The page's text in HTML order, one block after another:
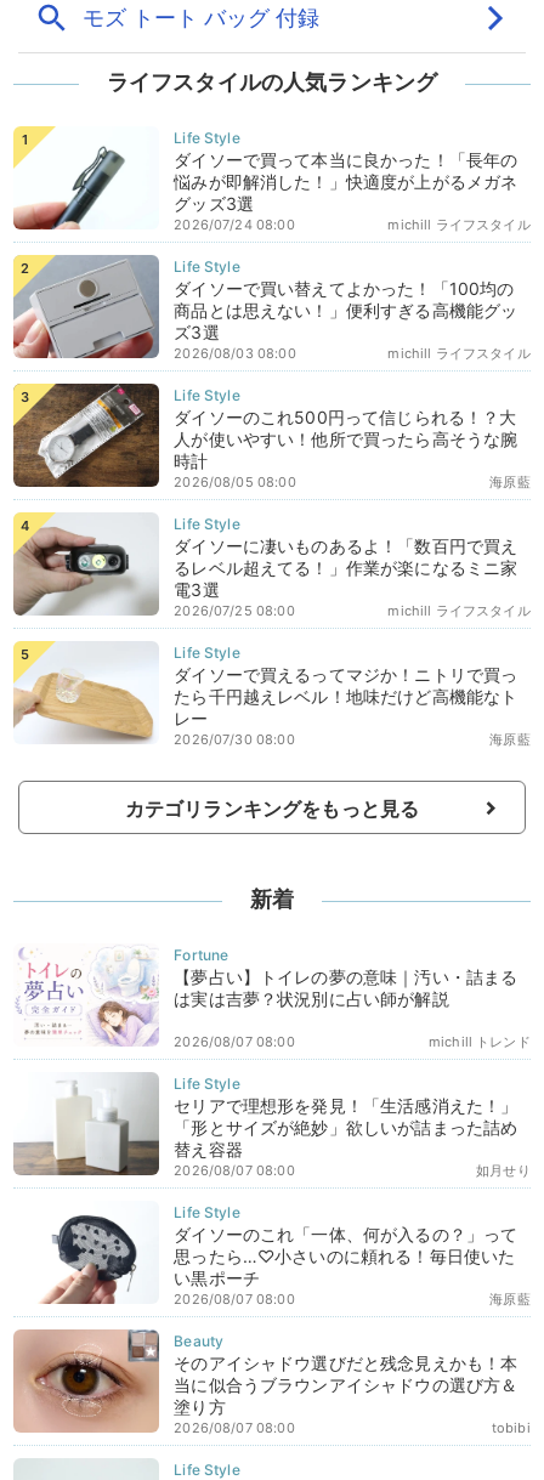
ライフスタイルの人気ランキング
ダイソーで買って本当に良かった！「長年の
悩みが即解消した！」快適度が上がるメガネ
グッズ3選
michill ライフスタイル
2026/07/24 08:00
ダイソーで買い替えてよかった！「100均の
商品とは思えない！」便利すぎる高機能グッ
ズ3選
michill ライフスタイル
2026/08/03 08:00
ダイソーのこれ500円って信じられる！？大
人が使いやすい！他所で買ったら高そうな腕
時計
海原藍
2026/08/05 08:00
ダイソーに凄いものあるよ！「数百円で買え
るレベル超えてる！」作業が楽になるミニ家
電3選
michill ライフスタイル
2026/07/25 08:00
ダイソーで買えるってマジか！ニトリで買っ
たら千円越えレベル！地味だけど高機能なト
レー
海原藍
2026/07/30 08:00
カテゴリランキングをもっと見る
新着
【夢占い】トイレの夢の意味｜汚い・詰まる
は実は吉夢？状況別に占い師が解説
michill トレンド
2026/08/07 08:00
セリアで理想形を発見！「生活感消えた！」
「形とサイズが絶妙」欲しいが詰まった詰め
替え容器
如月せり
2026/08/07 08:00
ダイソーのこれ「一体、何が入るの？」って
思ったら…♡小さいのに頼れる！毎日使いた
い黒ポーチ
海原藍
2026/08/07 08:00
そのアイシャドウ選びだと残念見えかも！本
当に似合うブラウンアイシャドウの選び方＆
塗り方
tobibi
2026/08/07 08:00